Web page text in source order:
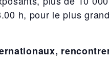
h, pour le plus